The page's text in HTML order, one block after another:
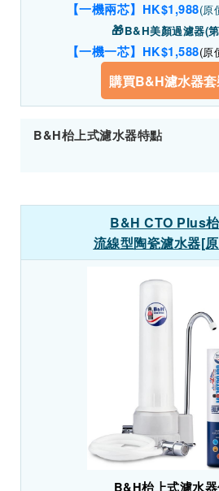
【一機兩芯】HK$1,988(原
🎁B&H美顏過濾器(
【一機一芯】HK$1,588(原
購買B&H濾水器
B&H枱上式濾水器特點
B&H CTO Plus
流線型陶瓷濾水器[